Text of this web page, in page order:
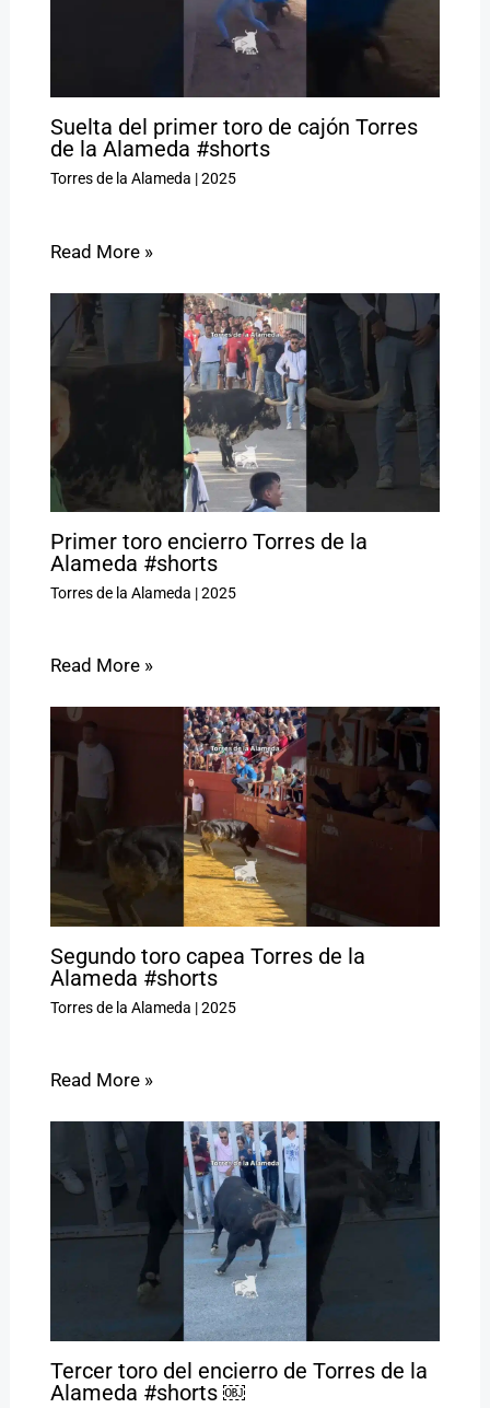
Suelta del primer toro de cajón Torres
de la Alameda #shorts
Torres de la Alameda |2025
Read More »
Primer toro encierro Torres de la
Alameda #shorts
Torres de la Alameda |2025
Read More »
Segundo toro capea Torres de la
Alameda #shorts
Torres de la Alameda |2025
Read More »
Tercer toro del encierro de Torres de la
Alameda #shorts ￼